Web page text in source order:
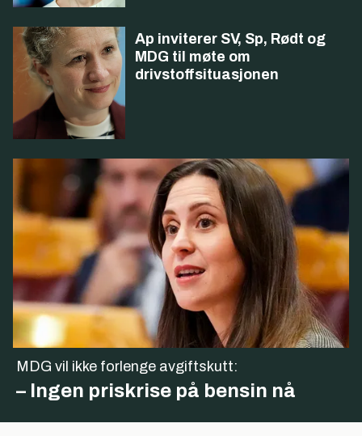
Ap inviterer SV, Sp, Rødt og
MDG til møte om
drivstoffsituasjonen
MDG vil ikke forlenge avgiftskutt:
– Ingen priskrise på bensin nå